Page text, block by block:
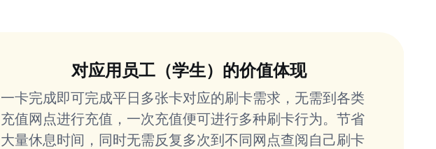
对应用员工（学生）的价值体现
一卡完成即可完成平日多张卡对应的刷卡需求，无需到各类
充值网点进行充值，一次充值便可进行多种刷卡行为。节省
大量休息时间，同时无需反复多次到不同网点查阅自己刷卡